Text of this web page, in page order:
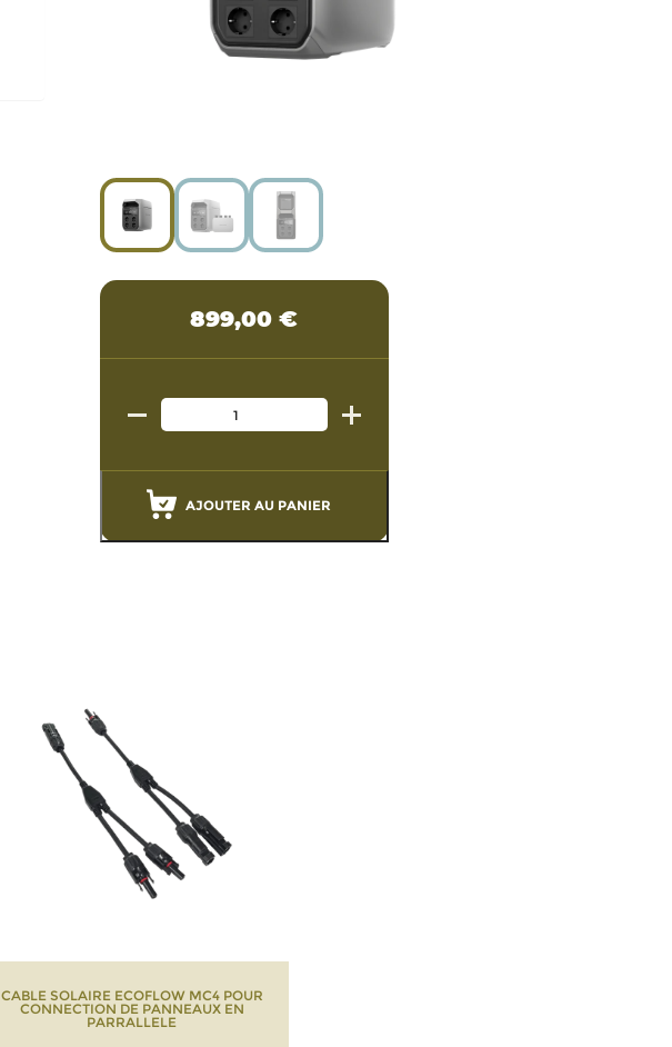
AJOUTER AU PANIER
899,00€
CABLE SOLAIRE ECOFLOW MC4 POUR
CONNECTION DE PANNEAUX EN
PARRALLELE